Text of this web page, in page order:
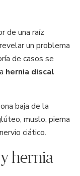
de una raíz
un problema
de casos se
hernia discal
baja de la
muslo, pierna
ciático.
hernia